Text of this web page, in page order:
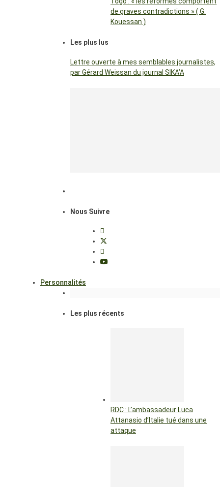
de graves contradictions » ( G.
Kouessan )
Les plus lus
Lettre ouverte à mes semblables journalistes,
par Gérard Weissan du journal SIKA’A
Nous Suivre
Personnalités
Les plus récents
RDC : L’ambassadeur Luca
Attanasio d’Italie tué dans une
attaque